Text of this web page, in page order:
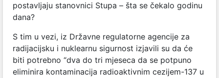
postavljaju stanovnici Stupa – šta se čekalo godinu
dana?
S tim u vezi, iz Državne regulatorne agencije za
radijacijsku i nuklearnu sigurnost izjavili su da će
biti potrebno “dva do tri mjeseca da se potpuno
eliminira kontaminacija radioaktivnim cezijem-137 u